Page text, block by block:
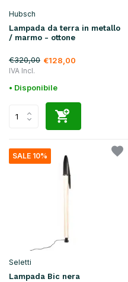
Hubsch
Lampada da terra in metallo
/ marmo - ottone
€320,00 €128,00
IVA Incl.
• Disponibile
SALE 10%
Seletti
Lampada Bic nera